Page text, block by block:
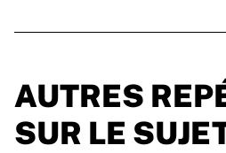
AUTRES
SUR LE